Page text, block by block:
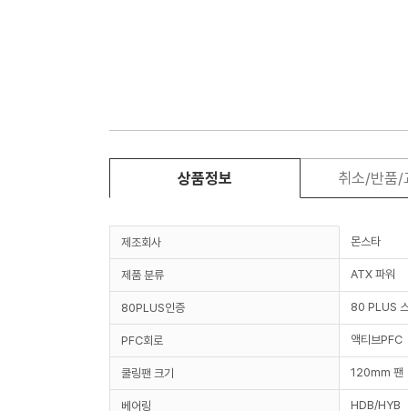
상품정보 취소/반품/
제조회사 몬스타
제품 분류 ATX 파워
80PLUS인증 80 PLUS
PFC회로 액티브PFC
쿨링팬 크기 120mm 팬
베어링 HDB/HYB